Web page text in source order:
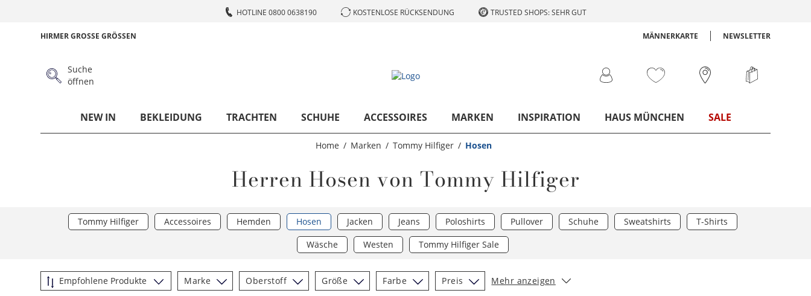
HOTLINE 0800 0638190 KOSTENLOSE RÜCKSENDUNG TRUSTED SHOPS: SEHR GUT
HIRMER GROSSE GRÖSSEN MÄNNERKARTE NEWSLETTER
Suche
öffnen
NEW IN BEKLEIDUNG TRACHTEN SCHUHE ACCESSOIRES MARKEN INSPIRATION HAUS MÜNCHEN SALE
Home Marken Tommy Hilfiger Hosen
Herren Hosen von Tommy Hilfiger
Tommy Hilfiger Accessoires Hemden Hosen Jacken Jeans Poloshirts Pullover Schuhe Sweatshirts
T-Shirts
Wäsche
Westen Tommy Hilfiger Sale
Marke Oberstoff Größe Farbe Preis
Mehr anzeigen